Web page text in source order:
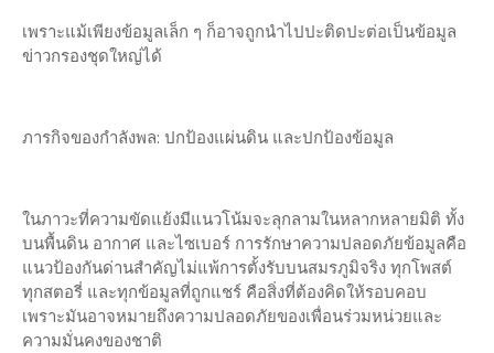
เพราะแม้เพียงข้อมูลเล็ก ๆ ก็อาจถูกนำไปปะติดปะต่อเป็นข้อมูล
ข่าวกรองชุดใหญ่ได้
ภารกิจของกำลังพล: ปกป้องแผ่นดิน และปกป้องข้อมูล
ในภาวะที่ความขัดแย้งมีแนวโน้มจะลุกลามในหลากหลายมิติ ทั้ง
บนพื้นดิน อากาศ และไซเบอร์ การรักษาความปลอดภัยข้อมูลคือ
แนวป้องกันด่านสำคัญไม่แพ้การตั้งรับบนสมรภูมิจริง ทุกโพสต์
ทุกสตอรี่ และทุกข้อมูลที่ถูกแชร์ คือสิ่งที่ต้องคิดให้รอบคอบ
เพราะมันอาจหมายถึงความปลอดภัยของเพื่อนร่วมหน่วยและ
ความมั่นคงของชาติ